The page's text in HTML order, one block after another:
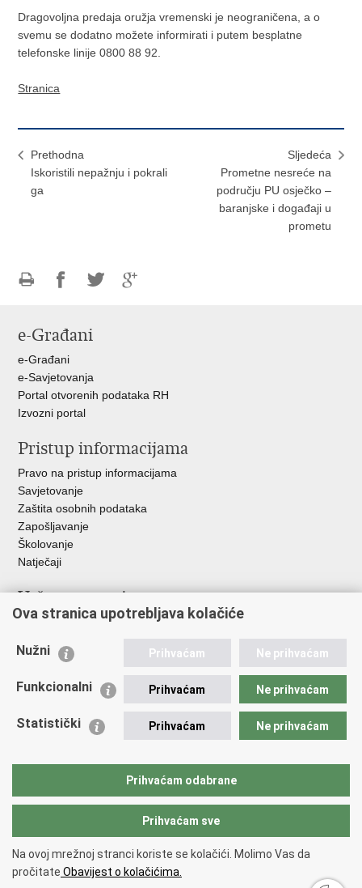
Dragovoljna predaja oružja vremenski je neograničena, a o
svemu se dodatno možete informirati i putem besplatne
telefonske linije 0800 88 92.
Stranica
Prethodna
Iskoristili nepažnju i pokrali
ga
Sljedeća
Prometne nesreće na
području PU osječko –
baranjske i događaji u
prometu
FacebookuTwitteru
e-Građani
e-Građani
e-Savjetovanja
Portal otvorenih podataka RH
Izvozni portal
Pristup informacijama
Pravo na pristup informacijama
Savjetovanje
Zaštita osobnih podataka
Zapošljavanje
Školovanje
Natječaji
Važne poveznice
Ministarstvo unutarnjih poslova
Udruge
Policijska akademija
Zaklada policijske solidarnosti
Vučetić"
Copyright © 2026 Policijska uprava osječko-baranjska.
korištenja.Izjava o pristupačnosti.
Ova stranica upotrebljava kolačiće
Nužni Prihvaćam Ne prihvaćam
Funkcionalni Prihvaćam Ne prihvaćam
Statistički Prihvaćam Ne prihvaćam
Prihvaćam odabrane
Prihvaćam sve
Na ovoj mrežnoj stranci koriste se kolačići. Molimo Vas da
pročitate Obavijest o kolačićima.